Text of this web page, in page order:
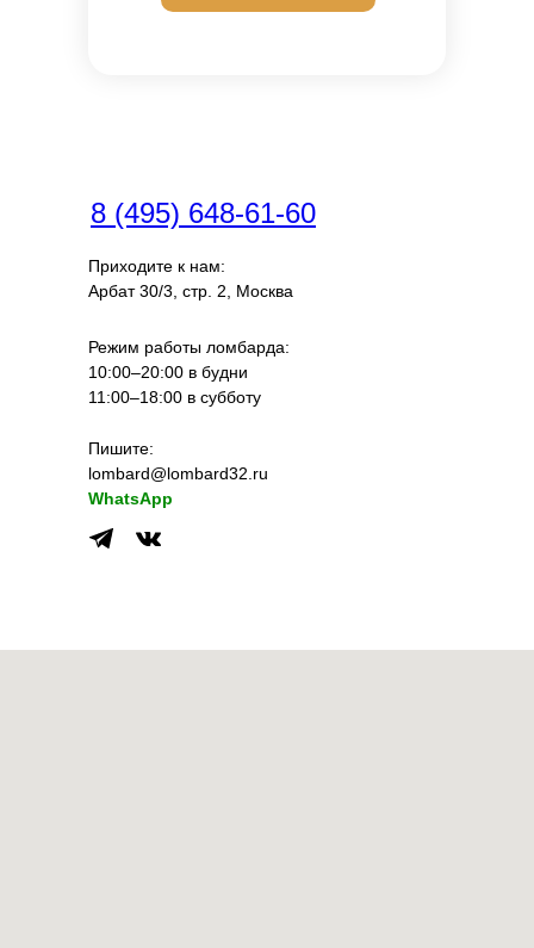
Режим работы ломбарда:
10:00–20:00 в будни
11:00–18:00 в субботу
Приходите к нам:
Арбат 30/3, стр. 2, Москва
Пишите:
lombard@lombard32.ru
WhatsApp
8 (495) 648-61-60